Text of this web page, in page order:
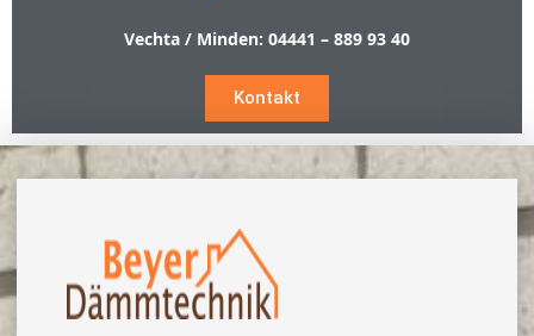
Vechta / Minden: 04441 – 889 93 40
Kontakt